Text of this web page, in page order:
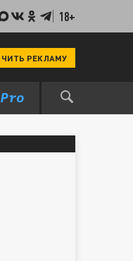
18+
РЕКЛАМУ